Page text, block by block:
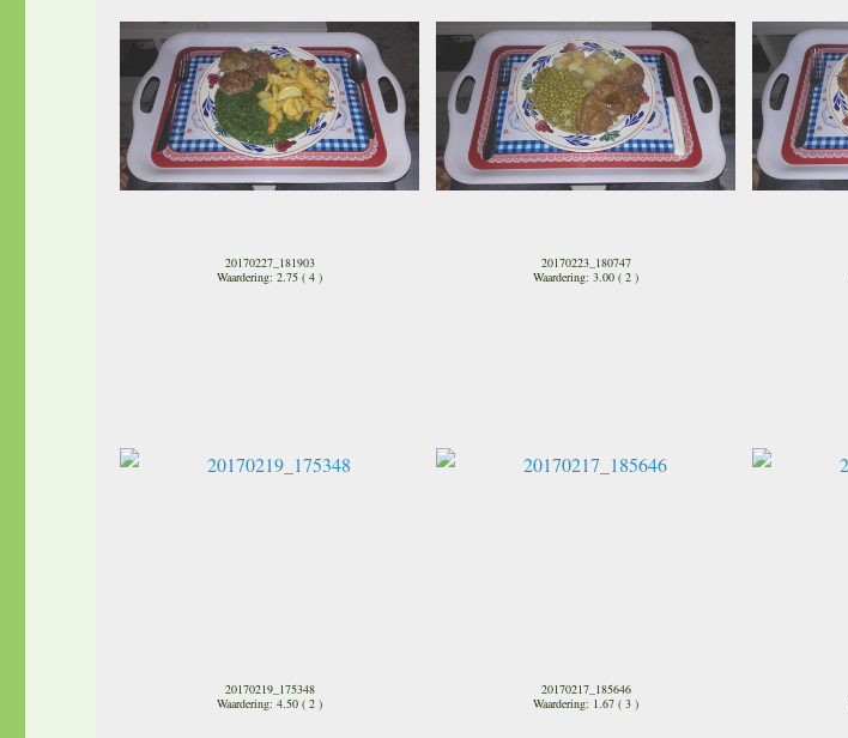
20170227_181903
Waardering: 2.75 ( 4 )
20170223_180747
Waardering: 3.00 ( 2 )
20170219_175348
Waardering: 4.50 ( 2 )
20170217_185646
Waardering: 1.67 ( 3 )